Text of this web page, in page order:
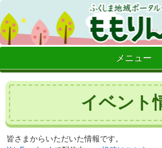
メニュー
イベント
皆さまからいただいた情報です。